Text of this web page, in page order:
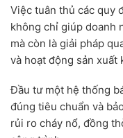
Việc tuân thủ các quy
không chỉ giúp doanh
mà còn là giải pháp
và hoạt động sản xuất
Đầu tư một hệ thống
đúng tiêu chuẩn và
rủi ro cháy nổ, đồng